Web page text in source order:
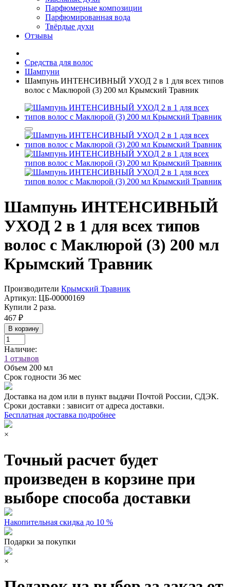
Парфюмерные композиции
Парфюмированная вода
Твёрдые духи
Отзывы
Средства для волос
Шампуни
Шампунь ИНТЕНСИВНЫЙ УХОД 2 в 1 для всех типов
волос с Маклюрой (3) 200 мл Крымский Травник
Шампунь ИНТЕНСИВНЫЙ
УХОД 2 в 1 для всех типов
волос с Маклюрой (3) 200 мл
Крымский Травник
Производители Крымский Травник
Артикул: ЦБ-00000169
Купили 2 раза.
467 ₽
В корзину
Наличие:
1 отзывов
Объем 200 мл
Срок годности 36 мес
Доставка на дом или в пункт выдачи Почтой России, СДЭК.
Сроки доставки : зависит от адреса доставки.
Бесплатная доставка подробнее
×
Точный расчет будет
произведен в корзине при
выборе способа доставки
Накопительная скидка до 10 %
Подарки за покупки
×